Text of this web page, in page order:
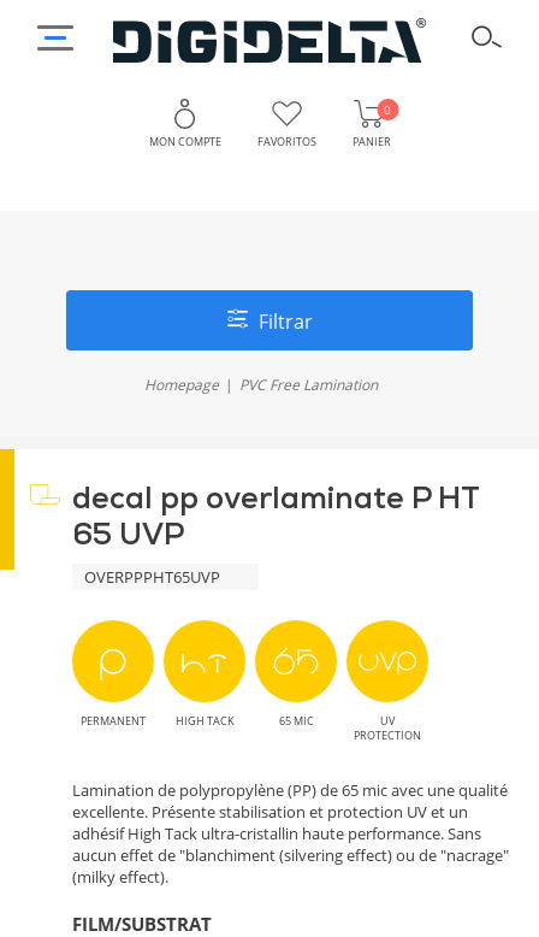
MON COMPTE FAVORITOS PANIER
0
Filtrar
Homepage PVC Free Lamination
decal pp overlaminate P HT
65 UVP
OVERPPPHT65UVP
PERMANENT HIGH TACK 65 MIC
UV
PROTECTION
Lamination de polypropylène (PP) de 65 mic avec une qualité
excellente. Présente stabilisation et protection UV et un
adhésif High Tack ultra-cristallin haute performance. Sans
aucun effet de "blanchiment (silvering effect) ou de "nacrage"
(milky effect).
FILM/SUBSTRAT